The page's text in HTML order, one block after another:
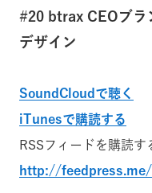
#20 btrax CEOブラ
デザイン
SoundCloudで聴く
iTunesで購読する
RSSフィードを購読す
http://